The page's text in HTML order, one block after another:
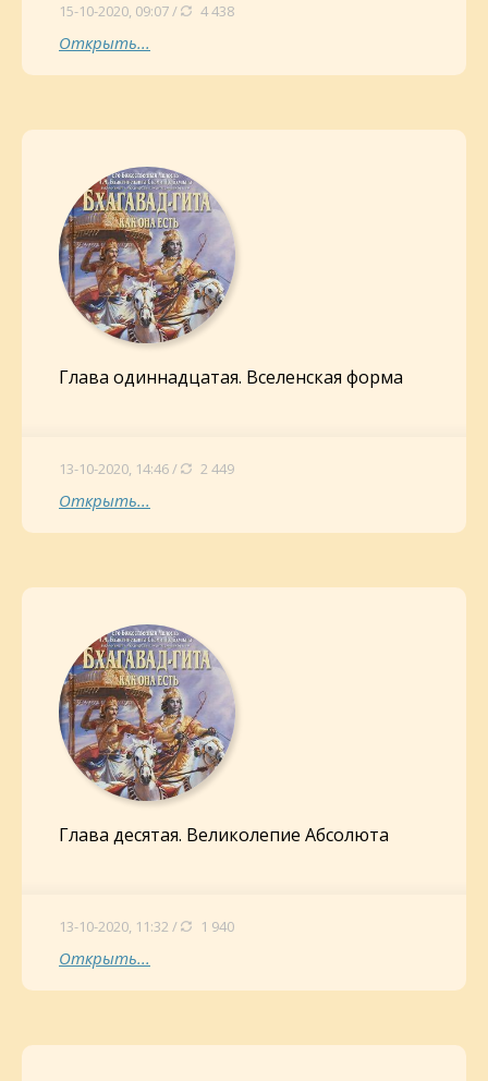
15-10-2020, 09:07 / 4 438
Открыть...
Глава одиннадцатая. Вселенская форма
13-10-2020, 14:46 / 2 449
Открыть...
Глава десятая. Великолепие Абсолюта
13-10-2020, 11:32 / 1 940
Открыть...